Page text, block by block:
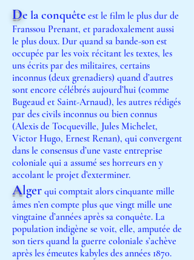
De la conquête est le film le plus dur de
Franssou Prenant, et paradoxalement aussi
le plus doux. Dur quand sa bande-son est
occupée par les voix récitant les textes, les
uns écrits par des militaires, certains
inconnus (deux grenadiers) quand d’autres
sont encore célébrés aujourd’hui (comme
Bugeaud et Saint-Arnaud), les autres rédigés
par des civils inconnus ou bien connus
(Alexis de Tocqueville, Jules Michelet,
Victor Hugo, Ernest Renan), qui convergent
dans le consensus d’une vaste entreprise
coloniale qui a assumé ses horreurs en y
accolant le projet d’exterminer.
Alger qui comptait alors cinquante mille
âmes n’en compte plus que vingt mille une
vingtaine d’années après sa conquête. La
population indigène se voit, elle, amputée de
son tiers quand la guerre coloniale s’achève
après les émeutes kabyles des années 1870.